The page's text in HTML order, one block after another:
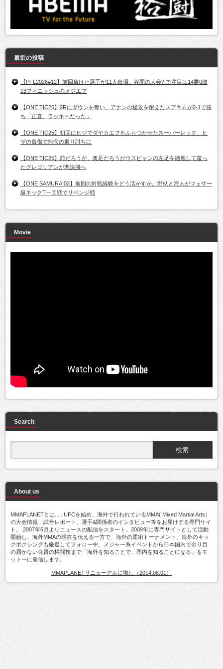
最近の投稿
【PFL2026#12】前回負けた選手が11人出場、谷間の大会?!で注目は14勝0敗
13フィニッシュのメジエフ
【ONE TIC25】2Rにダウンを奪い、アナンの猛攻を耐えたスアキムが2-1で勝
ち「正直、ラッキーだった」
【ONE TIC25】初回にヒジでダヤカエフをふらつかせたスーパーレック、ヒ
ザの負傷で無念の返り討ちに
【ONE TIC25】前だろうが、奥足だろうがウスビャンの左足を徹底して蹴っ
たグレゴリアンが準決勝へ
【ONE SAMURAI02】前回の対戦経験をどう活かすか。野杁と海人がフェザー
級キックT一回戦でリベンジ戦
Movie
Search
About us
MMAPLANETとは..... UFCを始め、海外で行われているMMA( Mixed Martial Arts）
の大会情報、試合レポート、選手&関係者のインタビュー等をお届けする専門サイ
ト。 2007年6月よりニュースの配信をスタート。2009年に専門サイトとして活動
開始し、海外MMAの現在を伝える一方で、海外の柔術トーナメント、海外のキッ
クボクシングも厳選してフォロー中。メジャー系イベントから日本国内で余り目
の届かない良質の格闘技まで「海外を知ることで、国内を知ることになる」をモ
ットーに発信します。
MMAPLANETリニューアルに際し（2014.08.01）